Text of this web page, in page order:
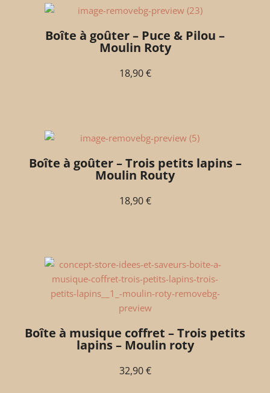
Boîte à goûter – Puce & Pilou –
Moulin Roty
18,90€
Boîte à goûter – Trois petits lapins –
Moulin Routy
18,90€
Boîte à musique coffret – Trois petits
lapins – Moulin roty
32,90€